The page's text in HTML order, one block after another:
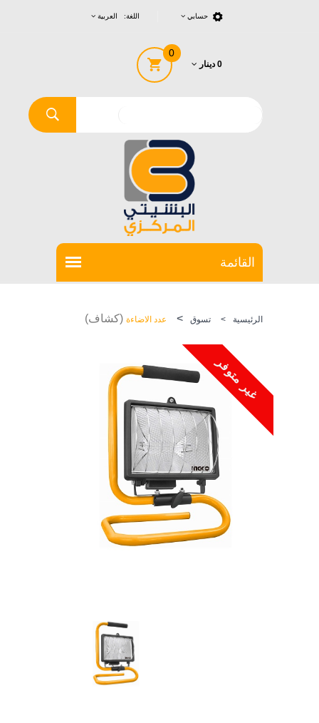
اللغة: العربية حسابي
0
0 دينار
الرئيسية > تسوق > عدد الاضاءة (كشاف)
غير متوفر